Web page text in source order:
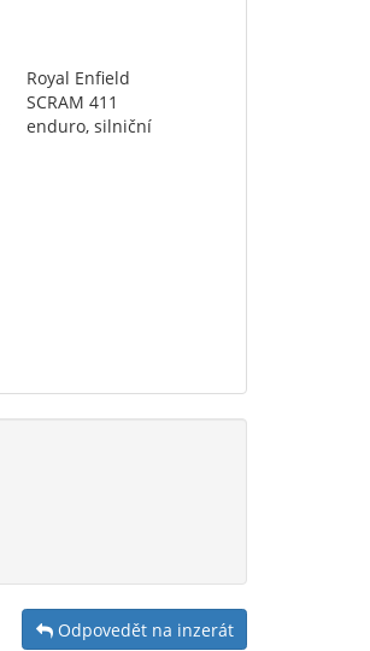
Royal Enfield
SCRAM 411
enduro, silniční
Odpovedět na inzerát